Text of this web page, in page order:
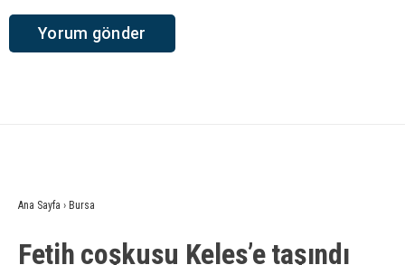
Ana Sayfa › Bursa
Fetih coşkusu Keles’e taşındı